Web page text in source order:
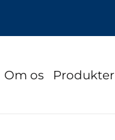
Om os Produkter